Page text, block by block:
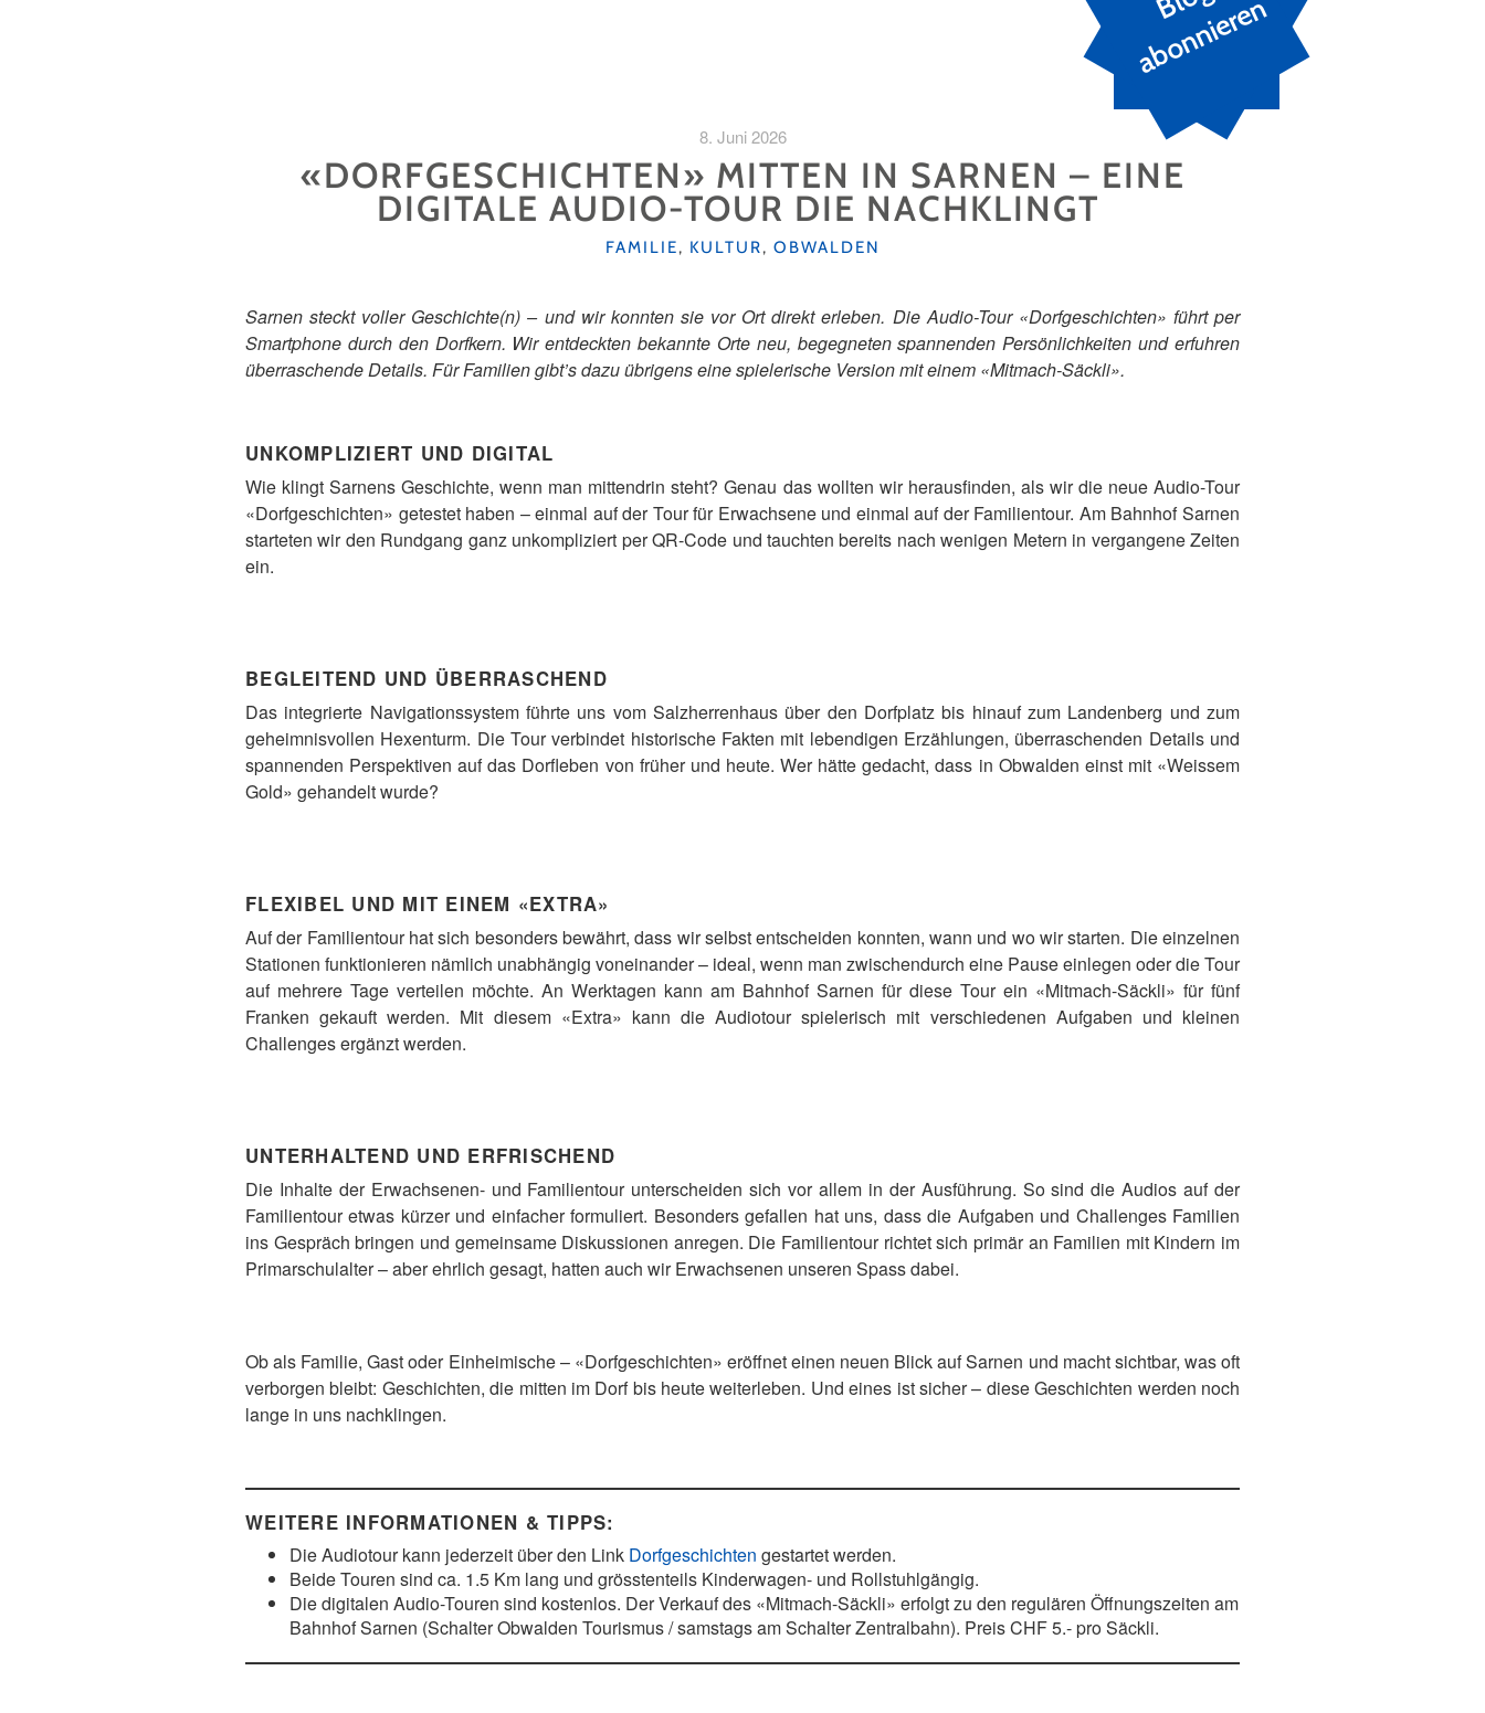
n
8. Juni 2026
«DORFGESCHICHTEN» MITTEN IN SARNEN – EINE
DIGITALE AUDIO-TOUR DIE NACHKLINGT
KATEGORIEN
FAMILIE, KULTUR, OBWALDEN
Sarnen steckt voller Geschichte(n) – und wir konnten sie vor Ort direkt erleben. Die Audio-Tour «Dorfgeschichten» führt per
Smartphone durch den Dorfkern. Wir entdeckten bekannte Orte neu, begegneten spannenden Persönlichkeiten und erfuhren
überraschende Details. Für Familien gibt’s dazu übrigens eine spielerische Version mit einem «Mitmach-Säckli».
UNKOMPLIZIERT UND DIGITAL
Wie klingt Sarnens Geschichte, wenn man mittendrin steht? Genau das wollten wir herausfinden, als wir die neue Audio-Tour
«Dorfgeschichten» getestet haben – einmal auf der Tour für Erwachsene und einmal auf der Familientour. Am Bahnhof Sarnen
starteten wir den Rundgang ganz unkompliziert per QR-Code und tauchten bereits nach wenigen Metern in vergangene Zeiten
ein.
BEGLEITEND UND ÜBERRASCHEND
Das integrierte Navigationssystem führte uns vom Salzherrenhaus über den Dorfplatz bis hinauf zum Landenberg und zum
geheimnisvollen Hexenturm. Die Tour verbindet historische Fakten mit lebendigen Erzählungen, überraschenden Details und
spannenden Perspektiven auf das Dorfleben von früher und heute. Wer hätte gedacht, dass in Obwalden einst mit «Weissem
Gold» gehandelt wurde?
FLEXIBEL UND MIT EINEM «EXTRA»
Auf der Familientour hat sich besonders bewährt, dass wir selbst entscheiden konnten, wann und wo wir starten. Die einzelnen
Stationen funktionieren nämlich unabhängig voneinander – ideal, wenn man zwischendurch eine Pause einlegen oder die Tour
auf mehrere Tage verteilen möchte. An Werktagen kann am Bahnhof Sarnen für diese Tour ein «Mitmach-Säckli» für fünf
Franken gekauft werden. Mit diesem «Extra» kann die Audiotour spielerisch mit verschiedenen Aufgaben und kleinen
Challenges ergänzt werden.
UNTERHALTEND UND ERFRISCHEND
Die Inhalte der Erwachsenen- und Familientour unterscheiden sich vor allem in der Ausführung. So sind die Audios auf der
Familientour etwas kürzer und einfacher formuliert. Besonders gefallen hat uns, dass die Aufgaben und Challenges Familien
ins Gespräch bringen und gemeinsame Diskussionen anregen. Die Familientour richtet sich primär an Familien mit Kindern im
Primarschulalter – aber ehrlich gesagt, hatten auch wir Erwachsenen unseren Spass dabei.
Ob als Familie, Gast oder Einheimische – «Dorfgeschichten» eröffnet einen neuen Blick auf Sarnen und macht sichtbar, was oft
verborgen bleibt: Geschichten, die mitten im Dorf bis heute weiterleben. Und eines ist sicher – diese Geschichten werden noch
lange in uns nachklingen.
WEITERE INFORMATIONEN & TIPPS:
Die Audiotour kann jederzeit über den Link Dorfgeschichten gestartet werden.
Beide Touren sind ca. 1.5 Km lang und grösstenteils Kinderwagen- und Rollstuhlgängig.
Die digitalen Audio-Touren sind kostenlos. Der Verkauf des «Mitmach-Säckli» erfolgt zu den regulären Öffnungszeiten am
Bahnhof Sarnen (Schalter Obwalden Tourismus / samstags am Schalter Zentralbahn). Preis CHF 5.- pro Säckli.